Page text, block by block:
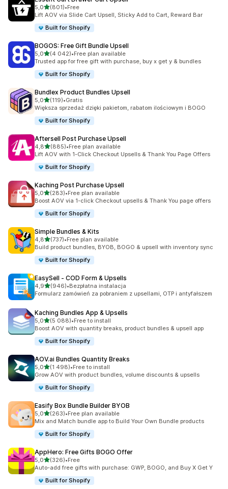
5,0na 5 gwiazdek
(801)
Łączna liczba recenzji: 801
•Free
Lift AOV via Slide Cart Upsell, Sticky Add to Cart, Reward Bar
Built for Shopify
BOGOS: Free Gift Bundle Upsell
5,0na 5 gwiazdek
(4 042)
Łączna liczba recenzji: 4042
•Free plan available
Trusted app for free gift with purchase, buy x get y & bundles
Built for Shopify
Bundlex Product Bundles Upsell
5,0na 5 gwiazdek
(119)
Łączna liczba recenzji: 119
•Gratis
Większa sprzedaż dzięki pakietom, rabatom ilościowym i BOGO
Built for Shopify
Aftersell Post Purchase Upsell
4,8na 5 gwiazdek
(885)
Łączna liczba recenzji: 885
•Free plan available
Lift AOV with 1-Click Checkout Upsells & Thank You Page Offers
Built for Shopify
Kaching Post Purchase Upsell
5,0na 5 gwiazdek
(283)
Łączna liczba recenzji: 283
•Free plan available
Boost AOV via 1-click Checkout upsells & Thank You page offers
Built for Shopify
Simple Bundles & Kits
4,8na 5 gwiazdek
(737)
Łączna liczba recenzji: 737
•Free plan available
Build product bundles, BYOB, BOGO & upsell with inventory sync
Built for Shopify
EasySell ‑ COD Form & Upsells
4,9na 5 gwiazdek
(946)
Łączna liczba recenzji: 946
•Bezpłatna instalacja
Formularz zamówień za pobraniem z upsellami, OTP i antyfałszem
Kaching Bundles App & Upsells
5,0na 5 gwiazdek
(5 088)
Łączna liczba recenzji: 5088
•Free to install
Boost AOV with quantity breaks, product bundles & upsell app
Built for Shopify
AOV.ai Bundles Quantity Breaks
5,0na 5 gwiazdek
(1 498)
Łączna liczba recenzji: 1498
•Free to install
Grow AOV with product bundles, volume discounts & upsells
Built for Shopify
Easify Box Bundle Builder BYOB
5,0na 5 gwiazdek
(263)
Łączna liczba recenzji: 263
•Free plan available
Mix and Match bundle app to Build Your Own Bundle products
Built for Shopify
AppHero: Free Gifts BOGO Offer
5,0na 5 gwiazdek
(326)
Łączna liczba recenzji: 326
•Free
Auto-add free gifts with purchase: GWP, BOGO, and Buy X Get Y
Built for Shopify